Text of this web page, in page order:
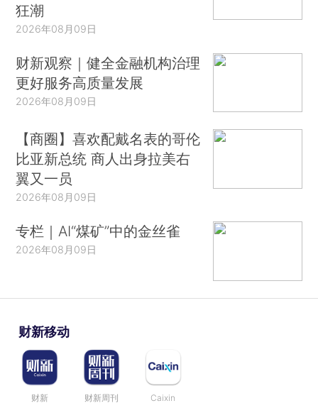
狂潮
2026年08月09日
财新观察｜健全金融机构治理
更好服务高质量发展
2026年08月09日
【商圈】喜欢配戴名表的哥伦
比亚新总统 商人出身拉美右
翼又一员
2026年08月09日
专栏｜AI“煤矿”中的金丝雀
2026年08月09日
财新移动
财新 财新周刊 Caixin